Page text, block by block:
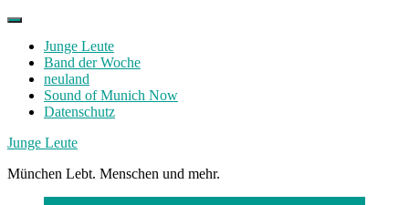
Skip
contentJunge Leute
Band der Woche
neuland
Sound of Munich Now
Datenschutz
Facebook
Twitter
Instagram
Junge Leute
München Lebt. Menschen und mehr.